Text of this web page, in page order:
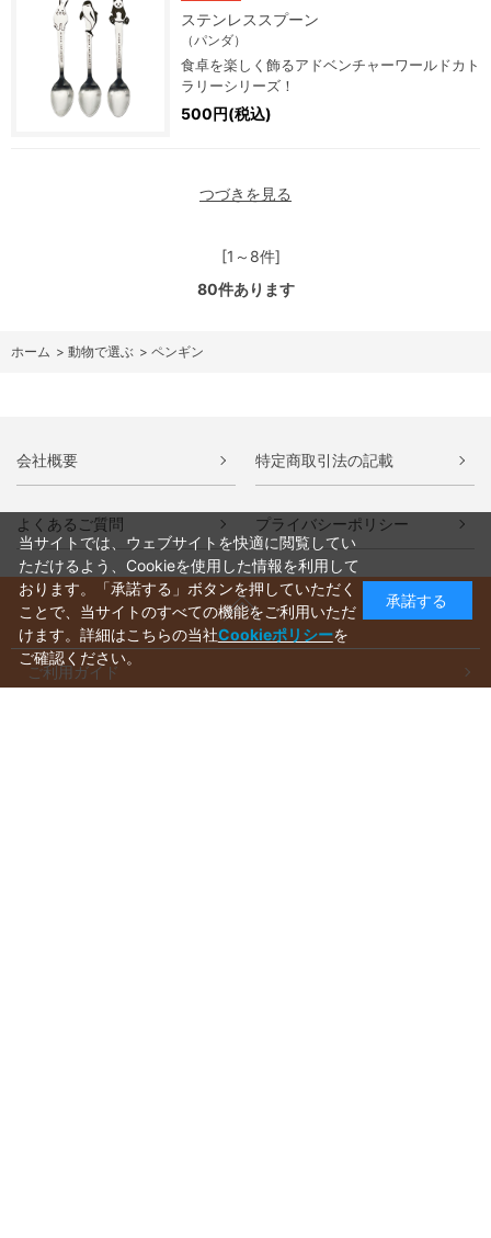
ステンレススプーン
（パンダ）
食卓を楽しく飾るアドベンチャーワールドカト
ラリーシリーズ！
500円(税込)
つづきを見る
[1～8件]
80件あります
ホーム > 動物で選ぶ > ペンギン
会社概要 特定商取引法の記載
よくあるご質問 プライバシーポリシー
ご利用ガイド
当サイトでは、ウェブサイトを快適に閲覧してい
ただけるよう、Cookieを使用した情報を利用して
おります。「承諾する」ボタンを押していただく
ことで、当サイトのすべての機能をご利用いただ
けます。詳細はこちらの当社Cookieポリシーを
ご確認ください。
承諾する